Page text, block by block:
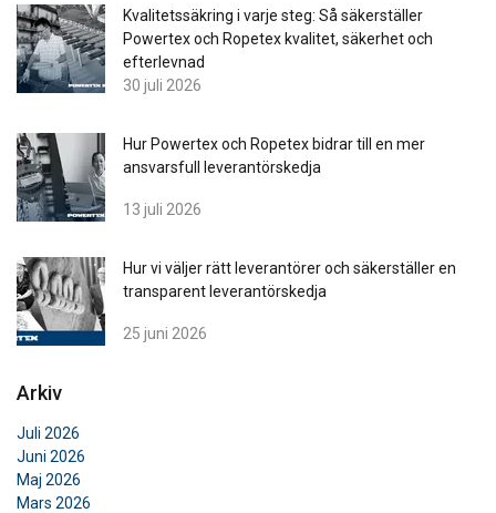
Kvalitetssäkring i varje steg: Så säkerställer
Powertex och Ropetex kvalitet, säkerhet och
efterlevnad
30 juli 2026
Hur Powertex och Ropetex bidrar till en mer
ansvarsfull leverantörskedja
13 juli 2026
Hur vi väljer rätt leverantörer och säkerställer en
transparent leverantörskedja
25 juni 2026
Arkiv
Juli 2026
Juni 2026
Maj 2026
Mars 2026